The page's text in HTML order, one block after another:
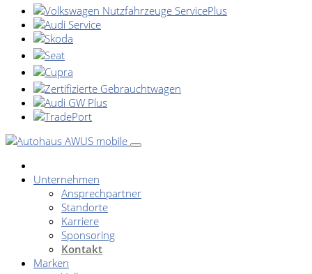
Unternehmen
Ansprechpartner
Standorte
Karriere
Sponsoring
Kontakt
Marken